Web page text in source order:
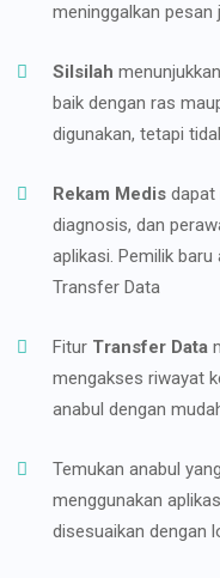
meninggalkan pesan
Silsilah
baik dengan ras
digunakan, tetapi
Rekam Medis dapat
diagnosis, dan
aplikasi. Pemilik
Transfer Data
Fitur Transfer Data
mengakses riwayat
anabul dengan
Temukan anabul yang
menggunakan
disesuaikan dengan